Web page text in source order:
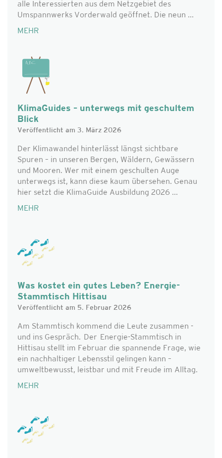
alle Interessierten aus dem Netzgebiet des
Umspannwerks Vorderwald geöffnet. Die neun ...
MEHR
KlimaGuides – unterwegs mit geschultem
Blick
Veröffentlicht am 3. März 2026
Der Klimawandel hinterlässt längst sichtbare
Spuren – in unseren Bergen, Wäldern, Gewässern
und Mooren. Wer mit einem geschulten Auge
unterwegs ist, kann diese kaum übersehen. Genau
hier setzt die KlimaGuide Ausbildung 2026 ...
MEHR
Was kostet ein gutes Leben? Energie-
Stammtisch Hittisau
Veröffentlicht am 5. Februar 2026
Am Stammtisch kommend die Leute zusammen -
und ins Gespräch. Der Energie-Stammtisch in
Hittisau stellt im Februar die spannende Frage, wie
ein nachhaltiger Lebensstil gelingen kann –
umweltbewusst, leistbar und mit Freude im Alltag.
MEHR